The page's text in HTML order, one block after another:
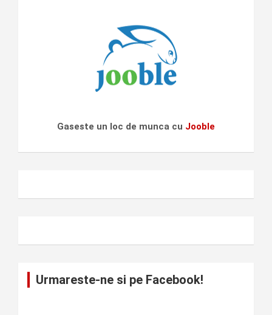
Gaseste un loc de munca cu Jooble
Urmareste-ne si pe Facebook!